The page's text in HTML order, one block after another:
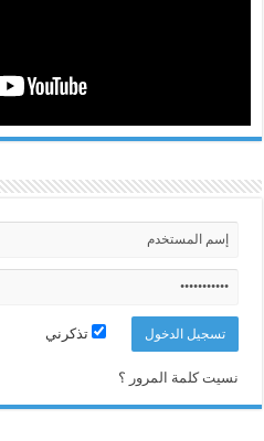
تذكرني
نسيت كلمة المرور ؟